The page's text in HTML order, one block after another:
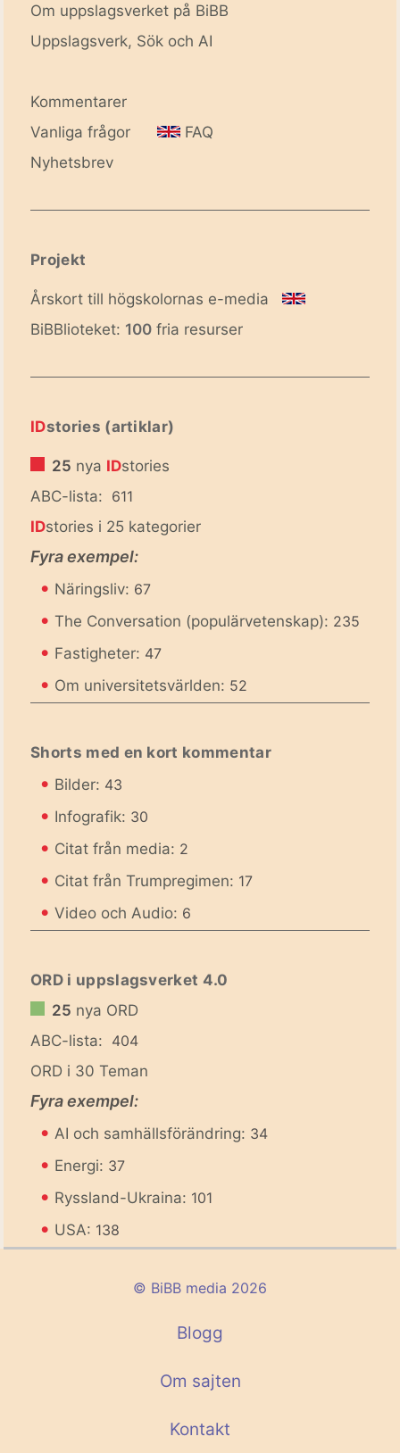
Om uppslagsverket på BiBB
Uppslagsverk, Sök och AI
Kommentarer
Vanliga frågor
FAQ
Nyhetsbrev
Projekt
Årskort till högskolornas e-media
BiBBlioteket: 100 fria resurser
IDstories (artiklar)
25 nya IDstories
ABC-lista: 611
IDstories i 25 kategorier
Fyra exempel:
• Näringsliv: 67
• The Conversation (populärvetenskap): 235
• Fastigheter: 47
• Om universitetsvärlden: 52
Shorts med en kort kommentar
• Bilder: 43
• Infografik: 30
• Citat från media: 2
• Citat från Trumpregimen: 17
• Video och Audio: 6
ORD i uppslagsverket 4.0
25 nya ORD
ABC-lista: 404
ORD i 30 Teman
Fyra exempel:
• AI och samhällsförändring: 34
• Energi: 37
• Ryssland-Ukraina: 101
• USA: 138
© BiBB media 2026
Blogg
Om sajten
Kontakt